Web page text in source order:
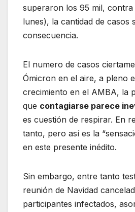
superaron los 95 mil,
lunes), la cantidad de casos
consecuencia.
El numero de casos
Ómicron en el aire, a pleno
crecimiento en el AMBA, la
que contagiarse parece
es cuestión de respirar. En
tanto, pero así es la
en este presente inédito.
Sin embargo, entre tanto
reunión de Navidad
participantes infectados,